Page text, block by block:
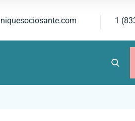
1